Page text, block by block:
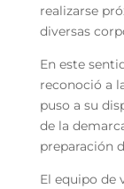
realizarse
diversas
En este
reconoció a
puso a su
de la
preparación
El equipo de